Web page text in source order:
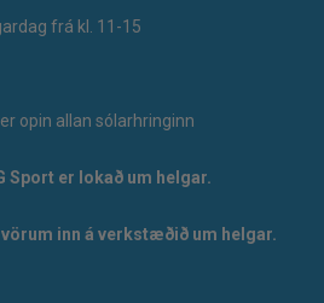
frá kl. 11-15
opin allan sólarhringinn
Sport er lokað um helgar.
inn á verkstæðið um helgar.